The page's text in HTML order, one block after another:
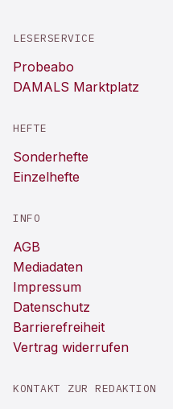
LESERSERVICE
Probeabo
DAMALS Marktplatz
HEFTE
Sonderhefte
Einzelhefte
INFO
AGB
Mediadaten
Impressum
Datenschutz
Barrierefreiheit
Vertrag widerrufen
KONTAKT ZUR REDAKTION